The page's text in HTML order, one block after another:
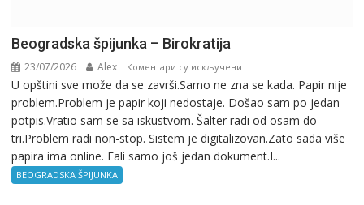
Beogradska špijunka – Birokratija
23/07/2026 Alex Коментари су искључени
Beogradska
špijunka
–
Birokratija
U opštini sve može da se završi.Samo ne zna se kada. Papir nije
problem.Problem je papir koji nedostaje. Došao sam po jedan
potpis.Vratio sam se sa iskustvom. Šalter radi od osam do
tri.Problem radi non-stop. Sistem je digitalizovan.Zato sada više
papira ima online. Fali samo još jedan dokument.I...
BEOGRADSKA ŠPIJUNKA